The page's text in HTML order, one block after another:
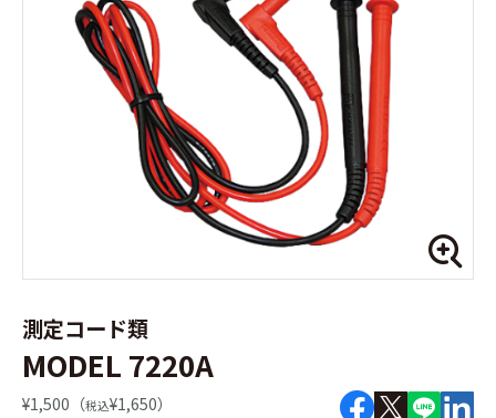
測定コード類
MODEL 7220A
¥1,500（税込¥1,650）